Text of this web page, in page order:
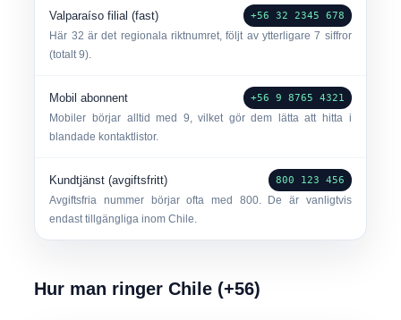
Valparaíso filial (fast) +56 32 2345 678
Här 32 är det regionala riktnumret, följt av ytterligare 7 siffror
(totalt 9).
Mobil abonnent +56 9 8765 4321
Mobiler börjar alltid med 9, vilket gör dem lätta att hitta i
blandade kontaktlistor.
Kundtjänst (avgiftsfritt) 800 123 456
Avgiftsfria nummer börjar ofta med 800. De är vanligtvis
endast tillgängliga inom Chile.
Hur man ringer Chile (+56)